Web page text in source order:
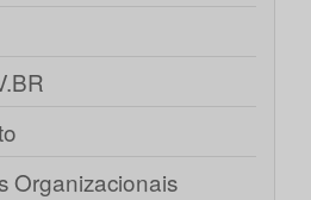
Organizacionais